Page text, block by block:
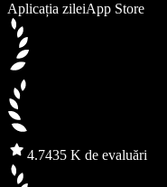
Aplicația zileiApp Store
4.7435 K de evaluări